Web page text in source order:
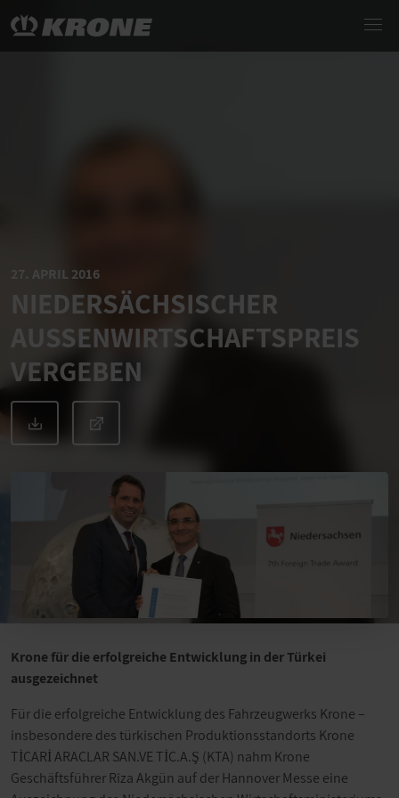
27. APRIL 2016
NIEDERSÄCHSISCHER
AUSSENWIRTSCHAFTSPREIS V
ERGEBEN
Krone für die erfolgreiche Entwicklung in der Türkei
ausgezeichnet
Für die erfolgreiche Entwicklung des Fahrzeugwerks Krone –
insbesondere des türkischen Produktionsstandorts Krone
TİCARİ ARAÇLAR SAN.VE TİC.A.Ş (KTA) nahm Krone
Geschäftsführer Riza Akgün auf der Hannover Messe eine